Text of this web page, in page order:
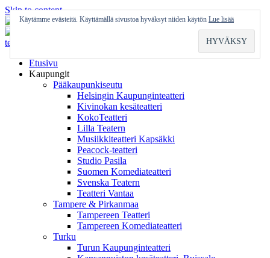
Skip to content
Etusivu
Kaupungit
Pääkaupunkiseutu
Helsingin Kaupunginteatteri
Kivinokan kesäteatteri
KokoTeatteri
Lilla Teatern
Musiikkiteatteri Kapsäkki
Peacock-teatteri
Studio Pasila
Suomen Komediateatteri
Svenska Teatern
Teatteri Vantaa
Tampere & Pirkanmaa
Tampereen Teatteri
Tampereen Komediateatteri
Turku
Turun Kaupunginteatteri
Käytämme evästeitä. Käyttämällä sivustoa hyväksyt niiden käytön Lue lisää